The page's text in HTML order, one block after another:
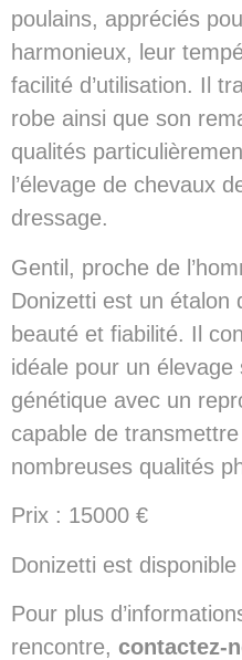
poulains, appréciés
harmonieux, leur
facilité d’utilisation. Il
robe ainsi que son
qualités
l’élevage de chevaux
dressage.
Gentil, proche de
Donizetti est un étalon
beauté et fiabilité. Il
idéale pour un
génétique avec un
capable de
nombreuses qualités
Prix : 15000 €
Donizetti est disponible
Pour plus
rencontre, contactez-